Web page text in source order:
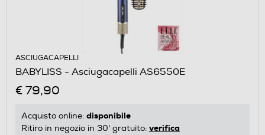
ASCIUGACAPELLI
BABYLISS - Asciugacapelli AS6550E
€ 79,90
Acquisto online: disponibile
Ritiro in negozio in 30' gratuito: verifica